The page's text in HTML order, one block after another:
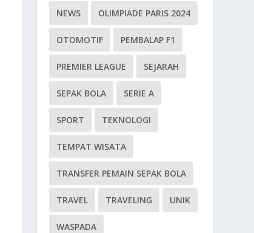
NEWS OLIMPIADE PARIS 2024
OTOMOTIF PEMBALAP F1
PREMIER LEAGUE SEJARAH
SEPAK BOLA SERIE A
SPORT TEKNOLOGI
TEMPAT WISATA
TRANSFER PEMAIN SEPAK BOLA
TRAVEL TRAVELING UNIK
WASPADA